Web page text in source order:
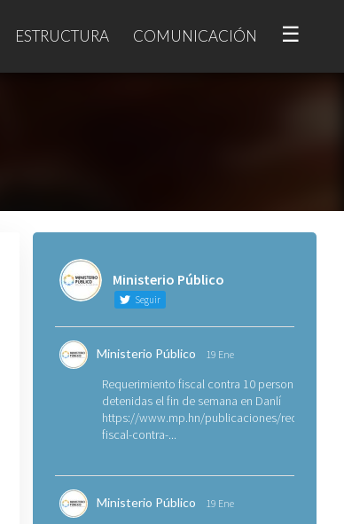
ESTRUCTURA COMUNICACIÓN ☰
Ministerio Público
Seguir
Ministerio Público 19 Ene
Requerimiento fiscal contra 10 personas
detenidas el fin de semana en Danlí
https://www.mp.hn/publicaciones/
fiscal-contra-...
Ministerio Público 19 Ene